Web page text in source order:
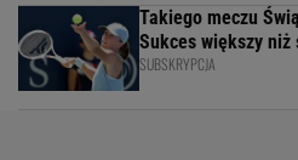
Takiego meczu
Sukces większy niż
SUBSKRYPCJA